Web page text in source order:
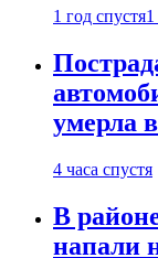
1 год спустя
умерла
4 часа спустя
В
напали